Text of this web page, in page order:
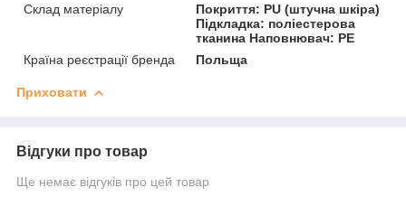
Склад матеріалу
Покриття: PU (штучна шкіра)
Підкладка: поліестерова
тканина Наповнювач: PE
Країна реєстрації бренда
Польща
Приховати
Відгуки про товар
Ще немає відгуків про цей товар